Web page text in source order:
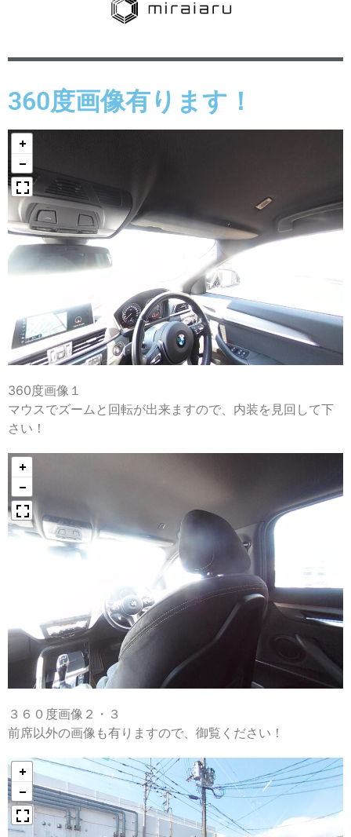
360度画像有ります！
360度画像１
マウスでズームと回転が出来ますので、内装を見回して下
さい！
３６０度画像２・３
前席以外の画像も有りますので、御覧ください！